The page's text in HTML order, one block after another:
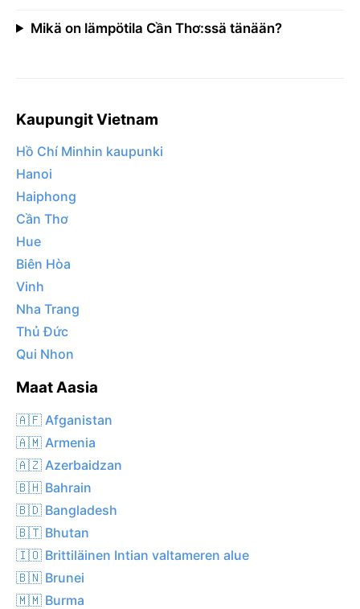
Mikä on lämpötila Cần Thơ:ssä tänään?
Kaupungit Vietnam
Hồ Chí Minhin kaupunki
Hanoi
Haiphong
Cần Thơ
Hue
Biên Hòa
Vinh
Nha Trang
Thủ Đức
Qui Nhon
Maat Aasia
🇦🇫 Afganistan
🇦🇲 Armenia
🇦🇿 Azerbaidzan
🇧🇭 Bahrain
🇧🇩 Bangladesh
🇧🇹 Bhutan
🇮🇴 Brittiläinen Intian valtameren alue
🇧🇳 Brunei
🇲🇲 Burma